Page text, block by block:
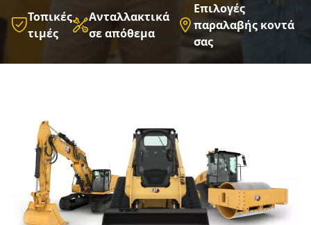
Τοπικές
τιμές
Ανταλλακτικά
σε απόθεμα
Επιλογές
παραλαβής κοντά
σας